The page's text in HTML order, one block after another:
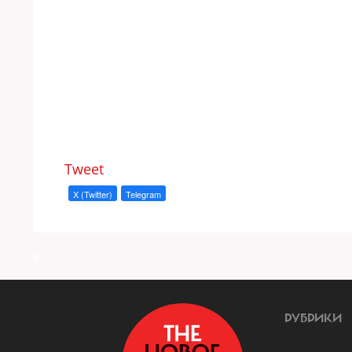
Tweet
X (Twitter) Telegram
РУБРИКИ